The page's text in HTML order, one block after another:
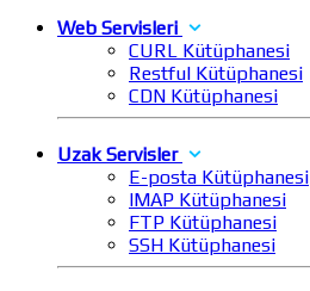
Web Servisleri
CURL Kütüphanesi
Restful Kütüphanesi
CDN Kütüphanesi
Uzak Servisler
E-posta Kütüphanesi
IMAP Kütüphanesi
FTP Kütüphanesi
SSH Kütüphanesi